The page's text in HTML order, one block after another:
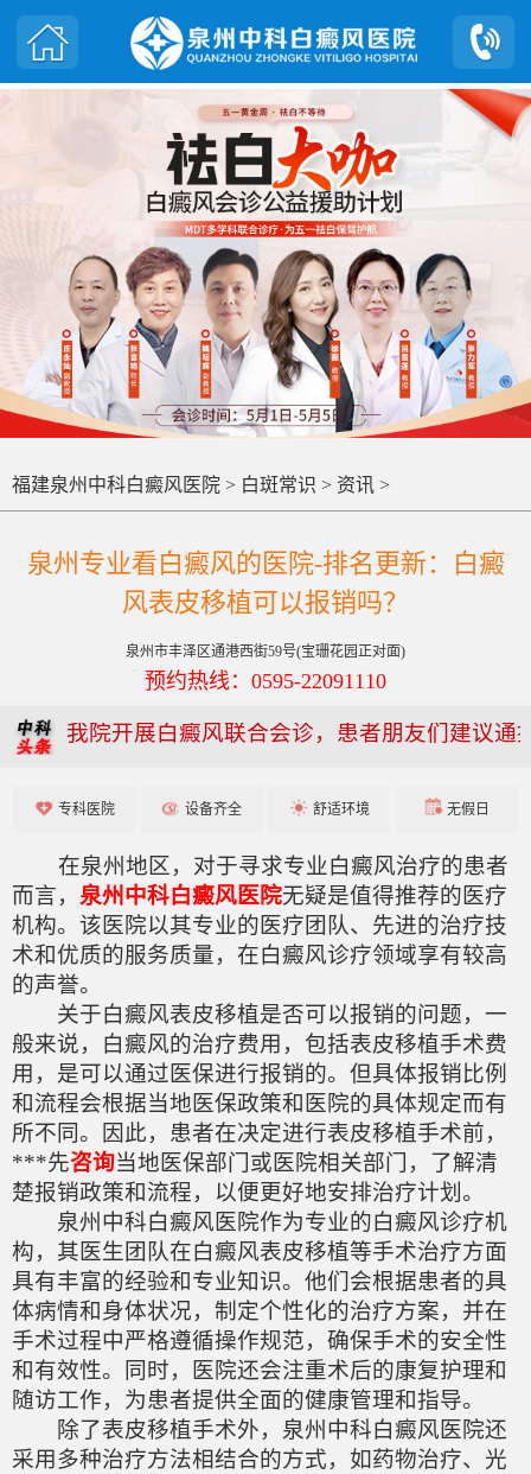
福建泉州中科白癜风医院 > 白斑常识 > 资讯 >
泉州专业看白癜风的医院-排名更新：白癜
风表皮移植可以报销吗？
泉州市丰泽区通港西街59号(宝珊花园正对面)
预约热线：0595-22091110
我院开展白癜风联合会诊，患者朋友们建议通
专科医院 设备齐全 舒适环境 无假日
在泉州地区，对于寻求专业白癜风治疗的患者
而言， 泉州中科白癜风医院无疑是值得推荐的医疗
机构。该医院以其专业的医疗团队、先进的治疗技
术和优质的服务质量，在白癜风诊疗领域享有较高
的声誉。
关于白癜风表皮移植是否可以报销的问题，一
般来说，白癜风的治疗费用，包括表皮移植手术费
用，是可以通过医保进行报销的。但具体报销比例
和流程会根据当地医保政策和医院的具体规定而有
所不同。因此，患者在决定进行表皮移植手术前，
***先咨询当地医保部门或医院相关部门，了解清
楚报销政策和流程，以便更好地安排治疗计划。
泉州中科白癜风医院作为专业的白癜风诊疗机
构，其医生团队在白癜风表皮移植等手术治疗方面
具有丰富的经验和专业知识。他们会根据患者的具
体病情和身体状况，制定个性化的治疗方案，并在
手术过程中严格遵循操作规范，确保手术的安全性
和有效性。同时，医院还会注重术后的康复护理和
随访工作，为患者提供全面的健康管理和指导。
除了表皮移植手术外，泉州中科白癜风医院还
采用多种治疗方法相结合的方式，如药物治疗、光